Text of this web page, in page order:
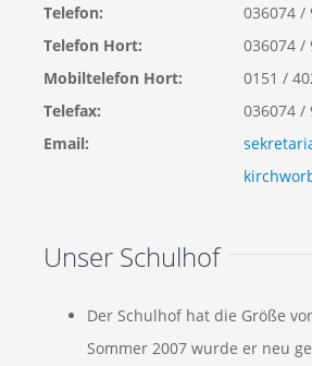
Telefon:
036074 /
Telefon Hort:
036074 /
Mobiltelefon Hort:
0151 /
Telefax:
036074 /
Email:
Unser Schulhof
Der Schulhof hat die Größe
Sommer 2007 wurde er neu